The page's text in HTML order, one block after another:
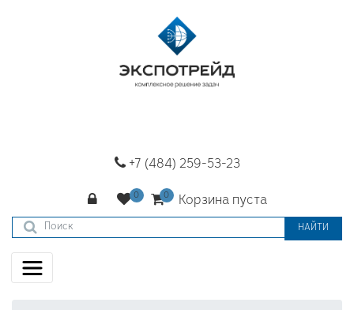
+7 (484) 259-53-23
Корзина пуста
НАЙТИ